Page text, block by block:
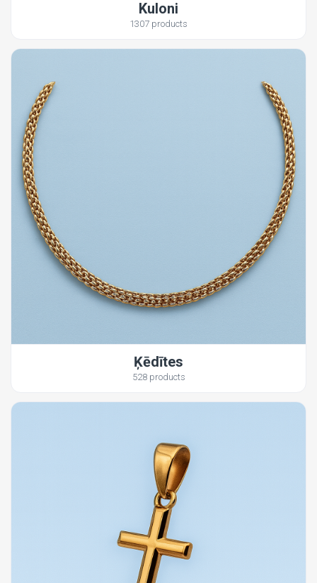
Kuloni
1307 products
Ķēdītes
528 products